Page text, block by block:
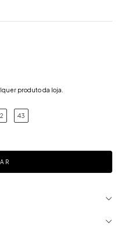
produto da loja.
43